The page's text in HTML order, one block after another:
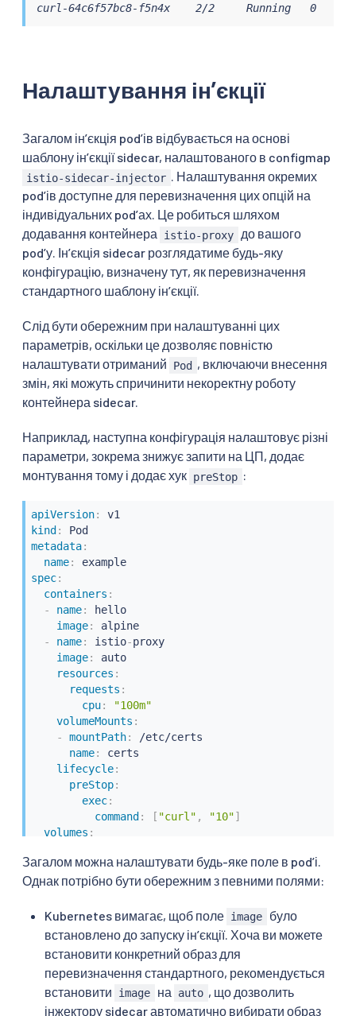
curl-64c6f57bc8-f5n4x    2/2     Running   0
Налаштування інʼєкції
Загалом інʼєкція podʼів відбувається на основі
шаблону інʼєкції sidecar, налаштованого в configmap
istio-sidecar-injector . Налаштування окремих
podʼів доступне для перевизначення цих опцій на
індивідуальних podʼах. Це робиться шляхом
додавання контейнера
istio-proxy
до вашого
podʼу. Інʼєкція sidecar розглядатиме будь-яку
конфігурацію, визначену тут, як перевизначення
стандартного шаблону інʼєкції.
Слід бути обережним при налаштуванні цих
параметрів, оскільки це дозволяє повністю
налаштувати отриманий
Pod , включаючи внесення
змін, які можуть спричинити некоректну роботу
контейнера sidecar.
Наприклад, наступна конфігурація налаштовує різні
параметри, зокрема знижує запити на ЦП, додає
монтування тому і додає хук preStop :
apiVersion:
kind :
metadata:
name:
example
spec:
containers :
-
name:
hello
image:
alpine
-
name: istio-proxy
image:
auto
resources :
requests :
cpu:
"100m"
volumeMounts :
-
mountPath:
/etc/certs
name:
certs
lifecycle:
preStop:
exec:
command : [ "curl" , "10"]
volumes :
secret:
secretName: istio-certs
Загалом можна налаштувати будь-яке поле в podʼі.
Однак потрібно бути обережним з певними полями:
Kubernetes вимагає, щоб поле image
було
встановлено до запуску інʼєкції. Хоча ви можете
встановити конкретний образ для
перевизначення стандартного, рекомендується
встановити
image на auto , що дозволить
інжектору sidecar автоматично вибирати образ